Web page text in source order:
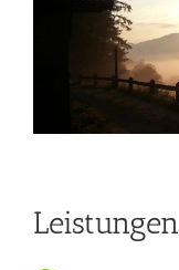
Leistungen